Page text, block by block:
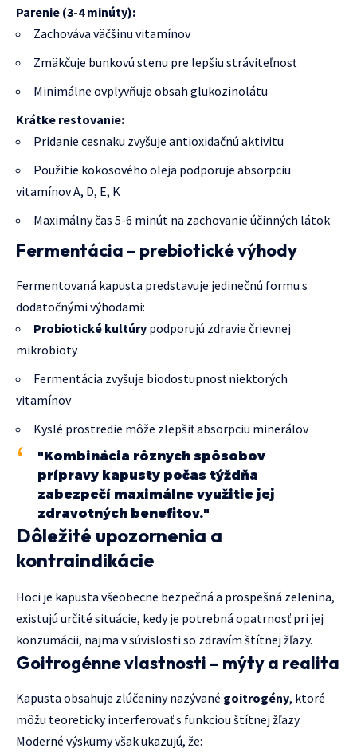
Parenie (3-4 minúty):
Zachováva väčšinu vitamínov
Zmäkčuje bunkovú stenu pre lepšiu stráviteľnosť
Minimálne ovplyvňuje obsah glukozinolátu
Krátke restovanie:
Pridanie cesnaku zvyšuje antioxidačnú aktivitu
Použitie kokosového oleja podporuje absorpciu
vitamínov A, D, E, K
Maximálny čas 5-6 minút na zachovanie účinných látok
Fermentácia – prebiotické výhody
Fermentovaná kapusta predstavuje jedinečnú formu s
dodatočnými výhodami:
Probiotické kultúry podporujú zdravie črievnej
mikrobioty
Fermentácia zvyšuje biodostupnosť niektorých
vitamínov
Kyslé prostredie môže zlepšiť absorpciu minerálov
"Kombinácia rôznych spôsobov
prípravy kapusty počas týždňa
zabezpečí maximálne využitie jej
zdravotných benefitov."
Dôležité upozornenia a
kontraindikácie
Hoci je kapusta všeobecne bezpečná a prospešná zelenina,
existujú určité situácie, kedy je potrebná opatrnosť pri jej
konzumácii, najmä v súvislosti so zdravím štítnej žľazy.
Goitrogénne vlastnosti – mýty a realita
Kapusta obsahuje zlúčeniny nazývané goitrogény, ktoré
môžu teoreticky interferovať s funkciou štítnej žľazy.
Moderné výskumy však ukazujú, že: